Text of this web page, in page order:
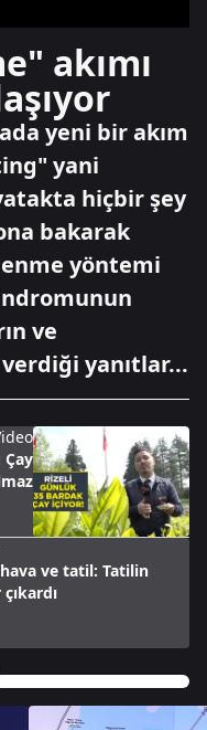
akımı
yeni bir akım
yani
hiçbir şey
bakarak
yöntemi
ve
yanıtlar...
ve tatil: Tatilin